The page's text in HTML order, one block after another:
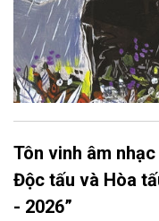
Tôn vinh âm
Độc tấu và Hòa
- 2026”